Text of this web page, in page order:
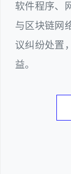
软件程序、
与区块链网
议纠纷处置
益。